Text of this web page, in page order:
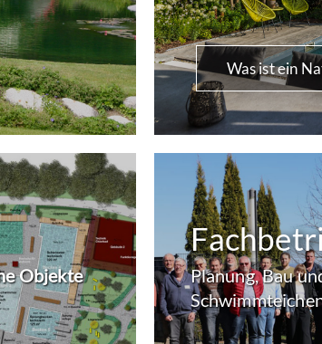
Objekte
Was ist ein
Planung, Bau